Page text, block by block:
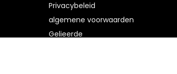
Privacybeleid
algemene voorwaarden
Gelieerde